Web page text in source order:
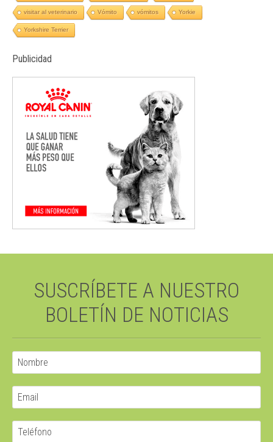
visitar al veterinario Vómito vómitos Yorkie
Yorkshire Terrier
Publicidad
SUSCRÍBETE A NUESTRO
BOLETÍN DE NOTICIAS